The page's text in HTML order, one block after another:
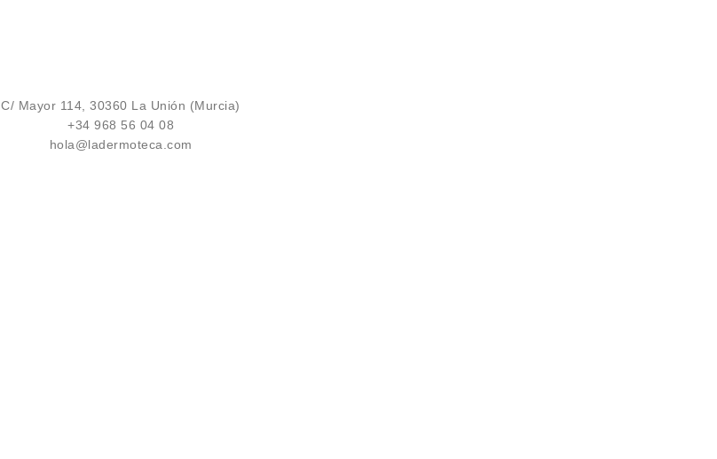
C/ Mayor 114, 30360 La Unión (Murcia)
+34 968 56 04 08
hola@ladermoteca.com